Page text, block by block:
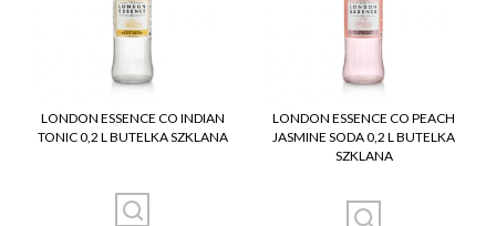
LONDON ESSENCE CO INDIAN
TONIC 0,2 L BUTELKA SZKLANA
LONDON ESSENCE CO PEACH
JASMINE SODA 0,2 L BUTELKA
SZKLANA